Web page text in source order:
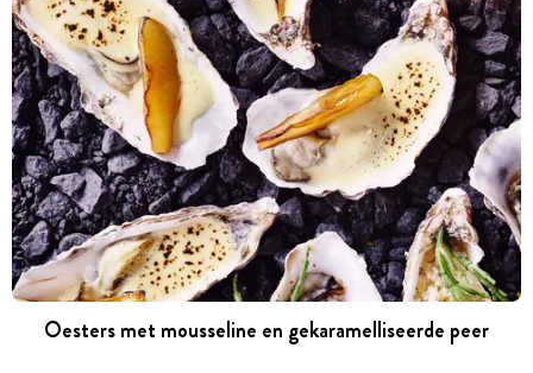
Oesters met mousseline en gekaramelliseerde peer